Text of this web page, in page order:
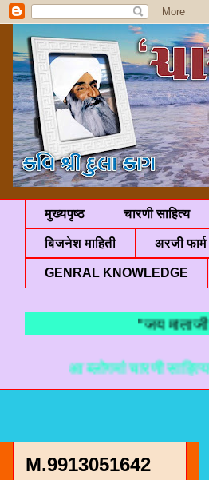
मुख्यपृष्ठ चारणी साहित्य
बिजनेश माहिती अरजी फार्म
GENRAL KNOWLEDGE
"जय माताजी
आ ब्लोगमां चारणी साहित्यने
M.9913051642